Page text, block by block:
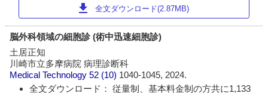
download 全文ダウンロード(2.87MB)
脳外科領域の細胞診 (術中迅速細胞診)
土居正知
川崎市立多摩病院 病理診断科
Medical Technology 52 (10) 1040-1045, 2024.
全文ダウンロード： 従量制、基本料金制の方共に1,133